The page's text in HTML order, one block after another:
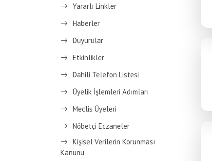
Yararlı Linkler
Haberler
Duyurular
Etkinlikler
Dahili Telefon Listesi
Üyelik İşlemleri Adımları
Meclis Üyeleri
Nöbetçi Eczaneler
Kişisel Verilerin Korunması
Kanunu